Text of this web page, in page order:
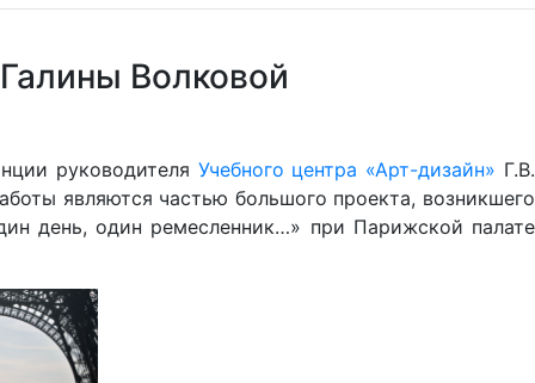
Волковой
руководителя Учебного центра «Арт-дизайн» Г.В.
являются частью большого проекта, возникшего
день, один ремесленник…» при Парижской палате